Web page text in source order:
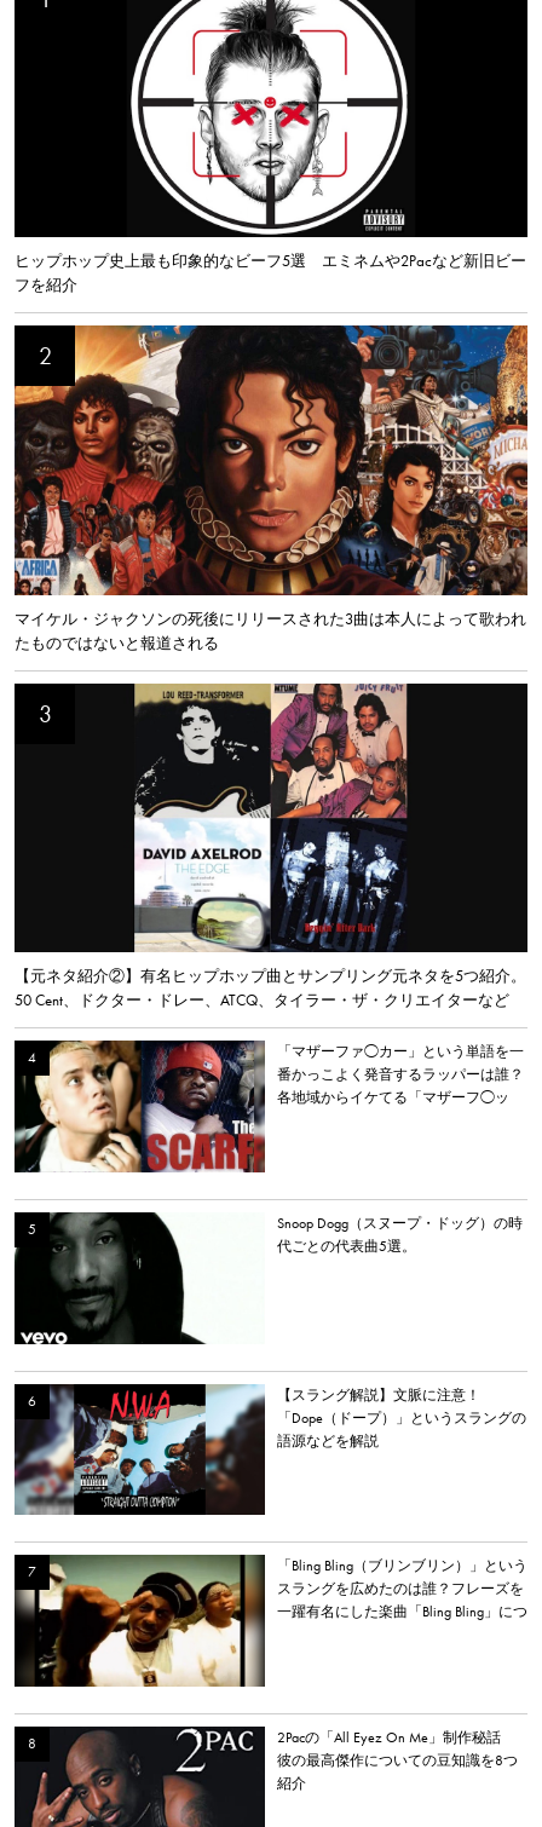
ヒップホップ史上最も印象的なビーフ5選 エミネムや2Pacなど新旧ビー
フを紹介
マイケル・ジャクソンの死後にリリースされた3曲は本人によって歌われ
たものではないと報道される
【元ネタ紹介②】有名ヒップホップ曲とサンプリング元ネタを5つ紹介。
50 Cent、ドクター・ドレー、ATCQ、タイラー・ザ・クリエイターなど
「マザーファ◯カー」という単語を一
番かっこよく発音するラッパーは誰？
各地域からイケてる「マザーフ◯ッ
Snoop Dogg（スヌープ・ドッグ）の時
代ごとの代表曲5選。
【スラング解説】文脈に注意！
「Dope（ドープ）」というスラングの
語源などを解説
「Bling Bling（ブリンブリン）」という
スラングを広めたのは誰？フレーズを
一躍有名にした楽曲「Bling Bling」につ
2Pacの「All Eyez On Me」制作秘話
彼の最高傑作についての豆知識を8つ
紹介